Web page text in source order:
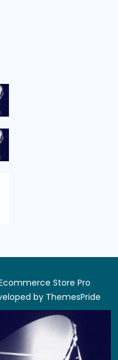
Store Pro
by ThemesPride